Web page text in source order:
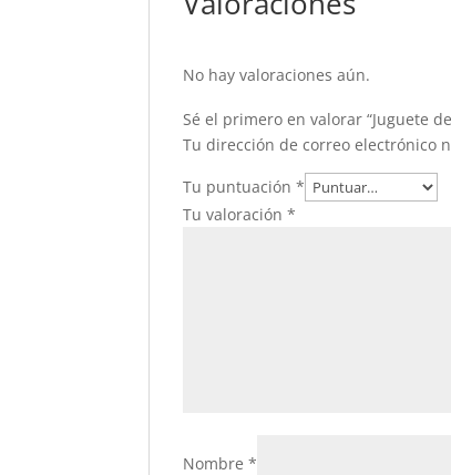
No hay valoraciones aún.
Sé el primero en valorar “Juguete
Tu dirección de correo electrónico
Tu puntuación*
Tu valoración*
Nombre*